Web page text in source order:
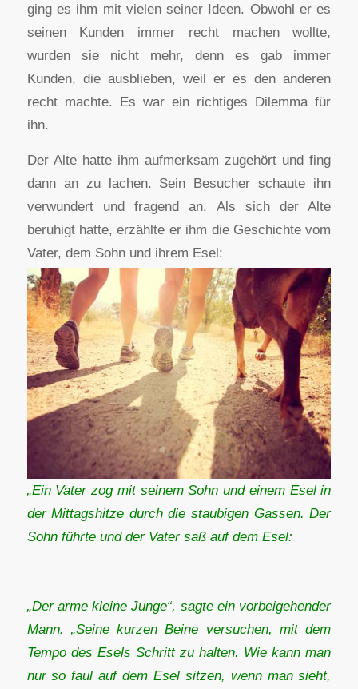
ging es ihm mit vielen seiner Ideen. Obwohl er es
seinen Kunden immer recht machen wollte,
wurden sie nicht mehr, denn es gab immer
Kunden, die ausblieben, weil er es den anderen
recht machte. Es war ein richtiges Dilemma für
ihn.
Der Alte hatte ihm aufmerksam zugehört und fing
dann an zu lachen. Sein Besucher schaute ihn
verwundert und fragend an. Als sich der Alte
beruhigt hatte, erzählte er ihm die Geschichte vom
Vater, dem Sohn und ihrem Esel:
„Ein Vater zog mit seinem Sohn und einem Esel in
der Mittagshitze durch die staubigen Gassen. Der
Sohn führte und der Vater saß auf dem Esel:
„Der arme kleine Junge“, sagte ein vorbeigehender
Mann. „Seine kurzen Beine versuchen, mit dem
Tempo des Esels Schritt zu halten. Wie kann man
nur so faul auf dem Esel sitzen, wenn man sieht,